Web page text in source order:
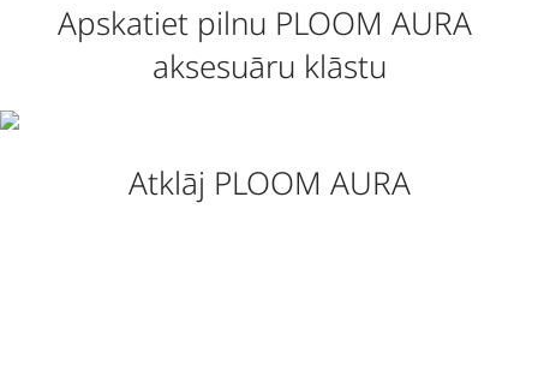
Apskatiet pilnu PLOOM AURA
aksesuāru klāstu
Atklāj PLOOM AURA